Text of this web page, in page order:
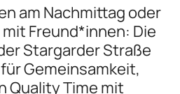
am Nachmittag oder
Freund*innen: Die
Stargarder Straße
Gemeinsamkeit,
Quality Time mit